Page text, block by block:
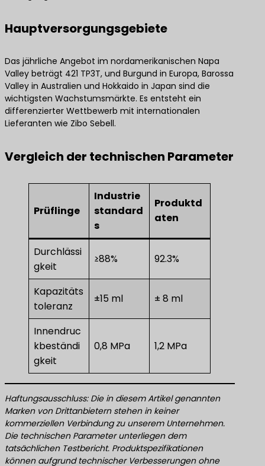
Hauptversorgungsgebiete
Das jährliche Angebot im nordamerikanischen Napa
Valley beträgt 421 TP3T, und Burgund in Europa, Barossa
Valley in Australien und Hokkaido in Japan sind die
wichtigsten Wachstumsmärkte. Es entsteht ein
differenzierter Wettbewerb mit internationalen
Lieferanten wie Zibo Sebell.
Vergleich der technischen Parameter
Prüflinge
Industrie
standard
s
Produktd
aten
Durchlässi
gkeit
≥88% 92.3%
Kapazitäts
toleranz
±15 ml ± 8 ml
Innendruc
kbeständi
gkeit
0,8 MPa 1,2 MPa
Haftungsausschluss: Die in diesem Artikel genannten
Marken von Drittanbietern stehen in keiner
kommerziellen Verbindung zu unserem Unternehmen.
Die technischen Parameter unterliegen dem
tatsächlichen Testbericht. Produktspezifikationen
können aufgrund technischer Verbesserungen ohne